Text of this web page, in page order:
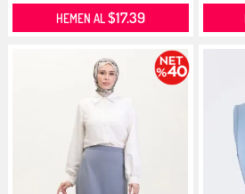
HEMEN AL$17.39